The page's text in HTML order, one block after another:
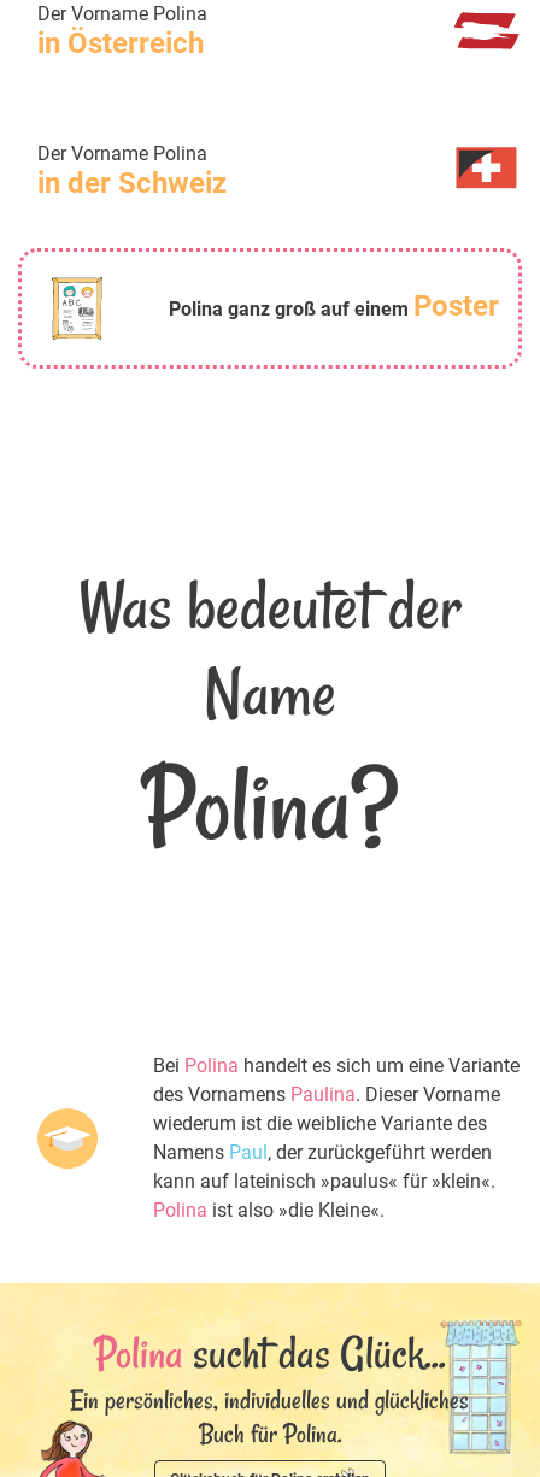
Der Vorname Polina
in Österreich
Der Vorname Polina
in der Schweiz
Polina ganz groß auf einem Poster
Was bedeutet der
Name
Polina?
Bei Polina handelt es sich um eine Variante
des Vornamens Paulina. Dieser Vorname
wiederum ist die weibliche Variante des
Namens Paul , der zurückgeführt werden
kann auf lateinisch »paulus« für »klein«.
Polina ist also »die Kleine«.
Polina sucht das Glück...
Ein persönliches, individuelles und glückliches
Buch für Polina.